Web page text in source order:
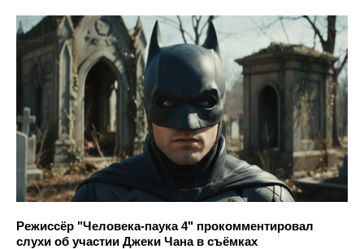
Режиссёр "Человека-паука 4" прокомментировал
слухи об участии Джеки Чана в съёмках